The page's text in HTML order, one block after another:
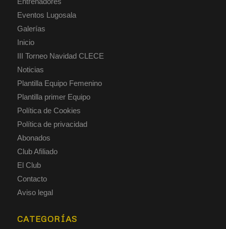
Eventos Lugosala
Galerías
Inicio
III Torneo Navidad CLECE
Noticias
Plantilla Equipo Femenino
Plantilla primer Equipo
Política de Cookies
Política de privacidad
Abonados
Club Afiliado
El Club
Contacto
Aviso legal
CATEGORÍAS